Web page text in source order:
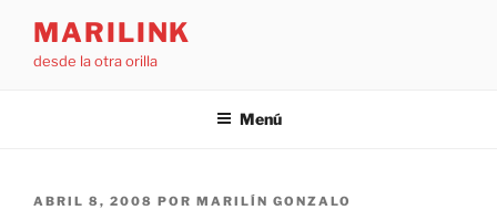
contenido
MARILINK
desde la otra orilla
Menú
PUBLICADO
ABRIL 8, 2008 POR MARILÍN GONZALO